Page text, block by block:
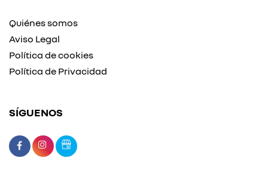
Quiénes somos
Aviso Legal
Política de cookies
Política de Privacidad
SÍGUENOS